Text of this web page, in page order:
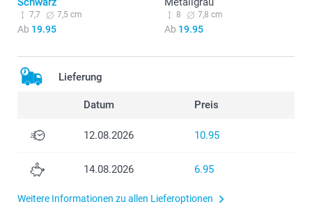
7,7 7,5 cm
Ab 19.95
8 7,8 cm
Ab 19.95
Lieferung
Datum Preis
12.08.2026 10.95
14.08.2026 6.95
Weitere Informationen zu allen Lieferoptionen